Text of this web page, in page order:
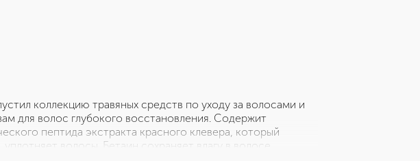
коллекцию травяных средств по уходу за волосами и
для волос глубокого восстановления. Содержит
пептида экстракта красного клевера, который
волосы. Бетаин сохраняет влагу в волосе,